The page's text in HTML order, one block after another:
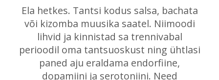
Ela hetkes. Tantsi kodus salsa, bachata
või kizomba muusika saatel. Niimoodi
lihvid ja kinnistad sa trennivabal
perioodil oma tantsuoskust ning ühtlasi
paned aju eraldama endorfiine,
dopamiini ja serotoniini. Need